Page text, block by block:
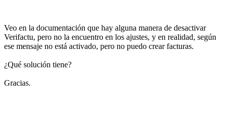
Veo en la documentación que hay alguna manera de desactivar
Verifactu, pero no la encuentro en los ajustes, y en realidad, según
ese mensaje no está activado, pero no puedo crear facturas.
¿Qué solución tiene?
Gracias.